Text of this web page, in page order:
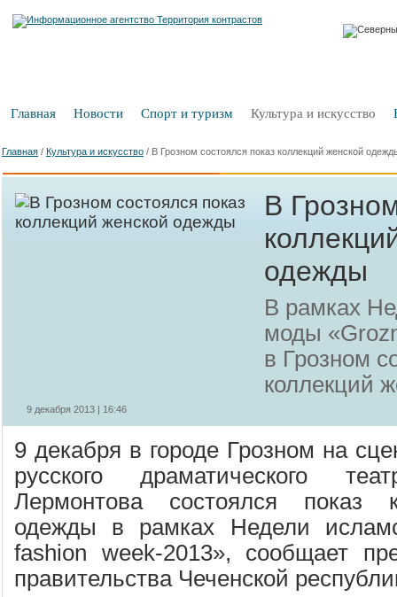
Главная Новости Спорт и туризм Культура и искусство
Главная / Культура и искусство / В Грозном состоялся показ коллекций женской
В
одежды
В рамках
моды
в Грозном
коллекций
9 декабря 2013 | 16:46
9 декабря в городе Грозном на
русского драматического
Лермонтова состоялся показ
одежды в рамках Недели
fashion week-2013», сообщает
правительства Чеченской